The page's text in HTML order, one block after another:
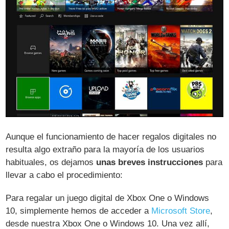
Aunque el funcionamiento de hacer regalos digitales no
resulta algo extraño para la mayoría de los usuarios
habituales, os dejamos unas breves instrucciones para
llevar a cabo el procedimiento:
Para regalar un juego digital de Xbox One o Windows
10, simplemente hemos de acceder a Microsoft Store,
desde nuestra Xbox One o Windows 10. Una vez allí,